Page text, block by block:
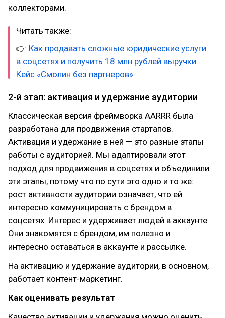
коллекторами.
Читать также:
👉 Как продавать сложные юридические услуги
в соцсетях и получить 18 млн рублей выручки.
Кейс «Смолин без партнеров»
2-й этап: активация и удержание аудитории
Классическая версия фреймворка AARRR была
разработана для продвижения стартапов.
Активация и удержание в ней — это разные этапы
работы с аудиторией. Мы адаптировали этот
подход для продвижения в соцсетях и объединили
эти этапы, потому что по сути это одно и то же:
рост активности аудитории означает, что ей
интересно коммуницировать с брендом в
соцсетях. Интерес и удерживает людей в аккаунте.
Они знакомятся с брендом, им полезно и
интересно оставаться в аккаунте и рассылке.
На активацию и удержание аудитории, в основном,
работает контент-маркетинг.
Как оценивать результат